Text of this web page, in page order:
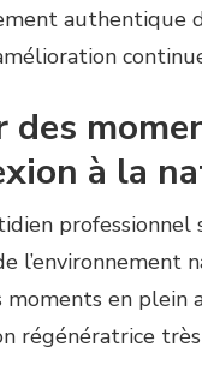
authentique
des
à la
professionnel
l’environnement
moments en plein
régénératrice